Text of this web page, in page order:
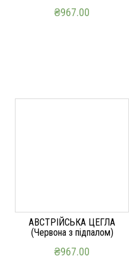
₴967.00
АВСТРІЙСЬКА ЦЕГЛА
(Червона з підпалом)
₴967.00